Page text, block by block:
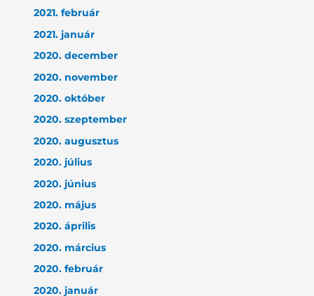
2021. február
2021. január
2020. december
2020. november
2020. október
2020. szeptember
2020. augusztus
2020. július
2020. június
2020. május
2020. április
2020. március
2020. február
2020. január